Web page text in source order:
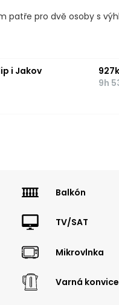
patře pro dvě osoby s
i Jakov
9h
Balkón
TV/SAT
Mikrovlnka
Varná konvice